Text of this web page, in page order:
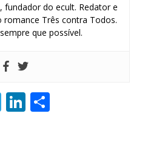
do ecult. Redator e
Três contra Todos.
que possível.
T Li